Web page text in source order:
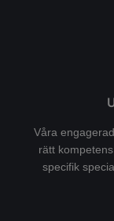
Våra
rätt
specifik